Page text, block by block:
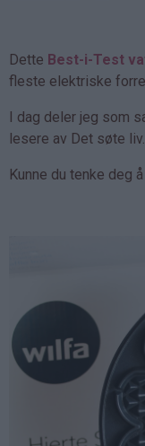
Dette Best-i-Test
fleste elektriske
I dag deler jeg som
lesere av Det søte liv.
Kunne du tenke deg